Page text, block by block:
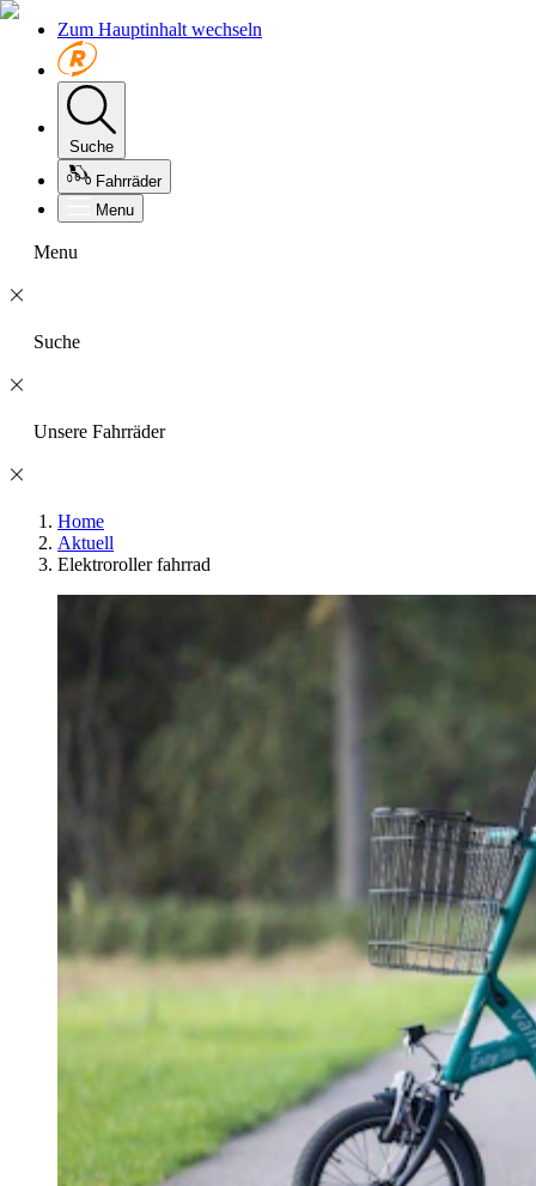
Zum Hauptinhalt wechseln
Suche
Fahrräder
Menu
Menu
Suche
Unsere Fahrräder
Home
Aktuell
Elektroroller fahrrad